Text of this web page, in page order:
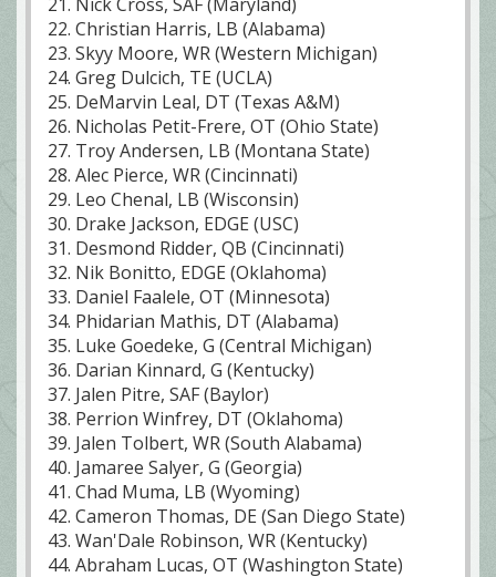
22. Christian Harris, LB (Alabama)
23. Skyy Moore, WR (Western Michigan)
24. Greg Dulcich, TE (UCLA)
25. DeMarvin Leal, DT (Texas A&M)
26. Nicholas Petit-Frere, OT (Ohio State)
27. Troy Andersen, LB (Montana State)
28. Alec Pierce, WR (Cincinnati)
29. Leo Chenal, LB (Wisconsin)
30. Drake Jackson, EDGE (USC)
31. Desmond Ridder, QB (Cincinnati)
32. Nik Bonitto, EDGE (Oklahoma)
33. Daniel Faalele, OT (Minnesota)
34. Phidarian Mathis, DT (Alabama)
35. Luke Goedeke, G (Central Michigan)
36. Darian Kinnard, G (Kentucky)
37. Jalen Pitre, SAF (Baylor)
38. Perrion Winfrey, DT (Oklahoma)
39. Jalen Tolbert, WR (South Alabama)
40. Jamaree Salyer, G (Georgia)
41. Chad Muma, LB (Wyoming)
42. Cameron Thomas, DE (San Diego State)
43. Wan'Dale Robinson, WR (Kentucky)
44. Abraham Lucas, OT (Washington State)